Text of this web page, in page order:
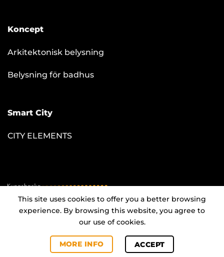
Koncept
Arkitektonisk belysning
Belysning för badhus
Smart City
CITY ELEMENTS
Producerad avKungsbacka Reklambyrå
This site uses cookies to offer you a better browsing
experience. By browsing this website, you agree to
our use of cookies.
MORE INFO ACCEPT